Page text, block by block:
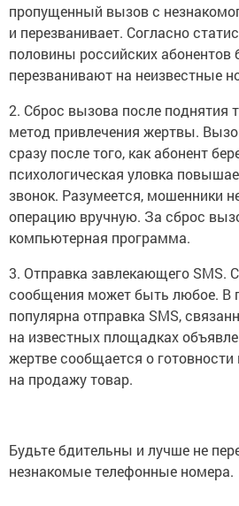
пропущенный вызов с
и перезванивает. Согласно
половины российских абонентов
перезванивают на неизвестные
2. Сброс вызова после поднятия
метод привлечения жертвы.
сразу после того, как абонент
психологическая уловка
звонок. Разумеется, мошенники
операцию вручную. За сброс
компьютерная программа.
3. Отправка завлекающего SMS.
сообщения может быть любое. В
популярна отправка SMS,
на известных площадках
жертве сообщается о
на продажу товар.
Будьте бдительны и лучше не
незнакомые телефонные номера.